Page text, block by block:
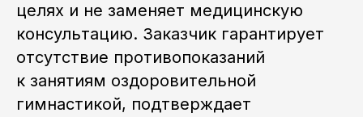
целях и не заменяет медицинскую
консультацию. Заказчик гарантирует
отсутствие противопоказаний
к занятиям оздоровительной
гимнастикой, подтверждает